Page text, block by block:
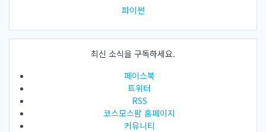
파이썬
최신 소식을 구독하세요.
페이스북
트위터
RSS
코스모스팜 홈페이지
커뮤니티